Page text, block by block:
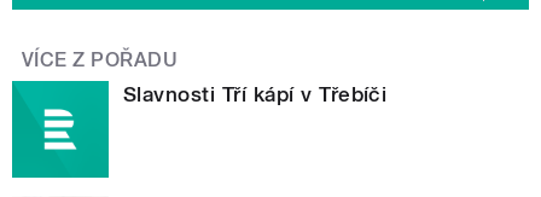
VÍCE Z POŘADU
Slavnosti Tří kápí v Třebíči